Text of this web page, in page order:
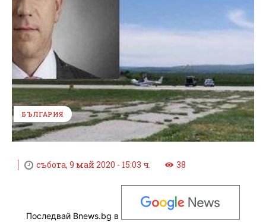
БЪЛГАРИЯ
събота, 9 май 2020 - 15:03 ч. 38
Последвай Bnews.bg в